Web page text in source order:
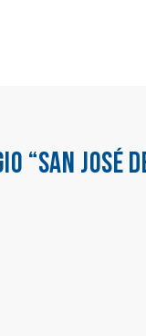
“SAN JOSÉ